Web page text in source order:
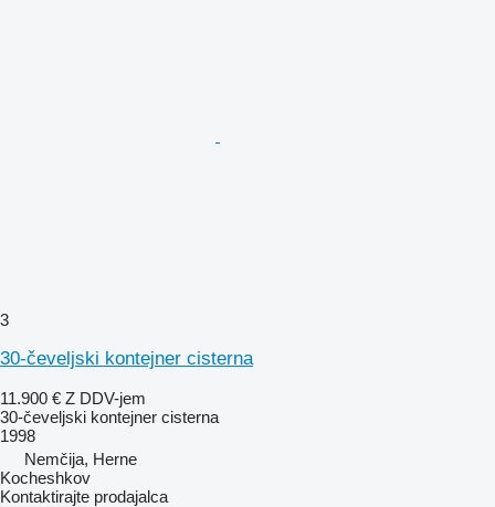
3
30-čeveljski kontejner cisterna
11.900 € Z DDV-jem
30-čeveljski kontejner cisterna
1998
Nemčija, Herne
Kocheshkov
Kontaktirajte prodajalca